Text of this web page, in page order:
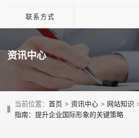
联系方式
资讯中心
当前位置： 首页 > 资讯中心 > 网站知识
指南：提升企业国际形象的关键策略